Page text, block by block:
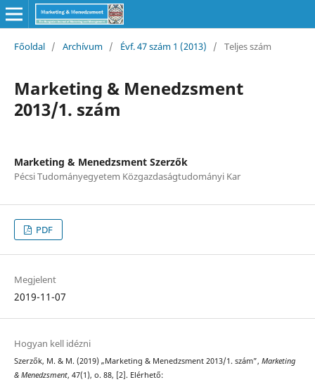
Főoldal / Archívum / Évf. 47 szám 1 (2013) / Teljes szám
Marketing & Menedzsment
2013/1. szám
Marketing & Menedzsment Szerzők
Pécsi Tudományegyetem Közgazdaságtudományi Kar
PDF
Megjelent
2019-11-07
Hogyan kell idézni
Szerzők, M. & M. (2019) „Marketing & Menedzsment 2013/1. szám”, Marketing
& Menedzsment, 47(1), o. 88, [2]. Elérhető: